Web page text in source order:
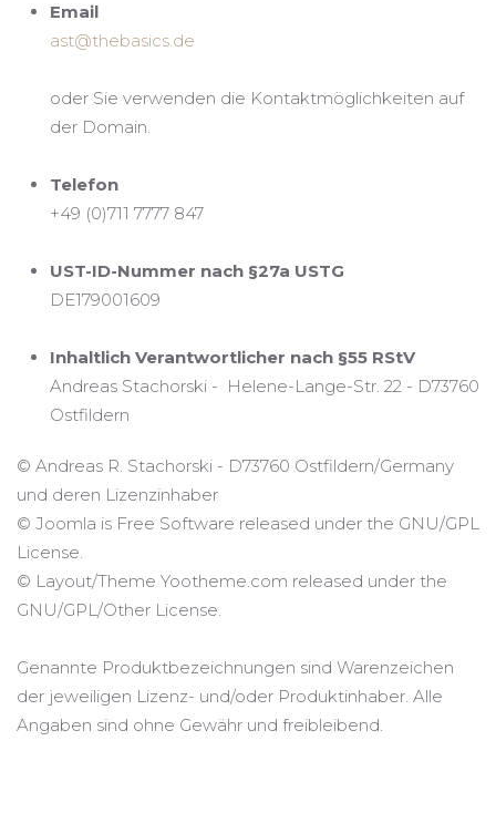
Email
ast@thebasics.de
oder Sie verwenden die Kontaktmöglichkeiten auf
der Domain.
Telefon
+49 (0)711 7777 847
UST-ID-Nummer nach §27a USTG
DE179001609
Inhaltlich Verantwortlicher nach §55 RStV
Andreas Stachorski - Helene-Lange-Str. 22 - D73760
Ostfildern
© Andreas R. Stachorski - D73760 Ostfildern/Germany
und deren Lizenzinhaber
© Joomla is Free Software released under the GNU/GPL
License.
© Layout/Theme Yootheme.com released under the
GNU/GPL/Other License.
Genannte Produktbezeichnungen sind Warenzeichen
der jeweiligen Lizenz- und/oder Produktinhaber. Alle
Angaben sind ohne Gewähr und freibleibend.